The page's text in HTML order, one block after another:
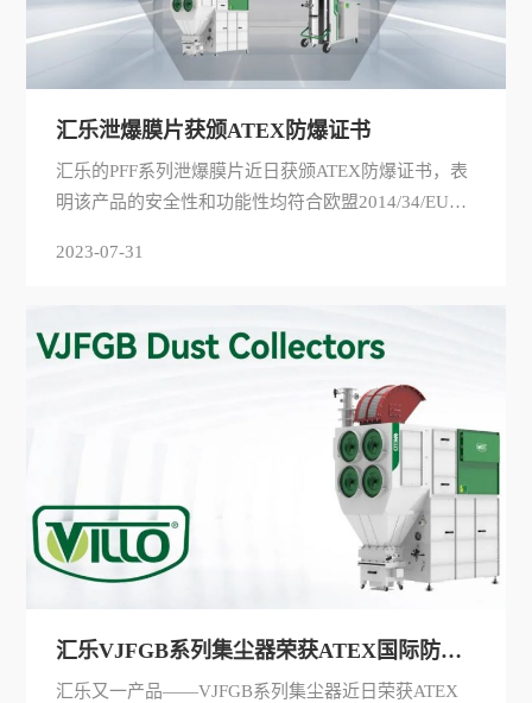
汇乐泄爆膜片获颁ATEX防爆证书
汇乐的PFF系列泄爆膜片近日获颁ATEX防爆证书，表
明该产品的安全性和功能性均符合欧盟2014/34/EU指
求。
2023-07-31
汇乐VJFGB系列集尘器荣获ATEX国际防爆认证
汇乐又一产品——VJFGB系列集尘器近日荣获ATEX